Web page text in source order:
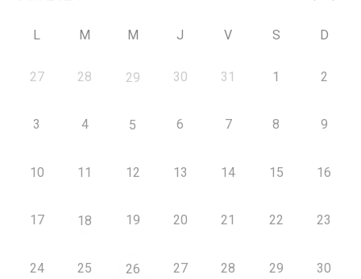
L M M J V S D
27 28 29 30 31 1 2
3 4 5 6 7 8 9
10 11 12 13 14 15 16
17 18 19 20 21 22 23
24 25 26 27 28 29 30